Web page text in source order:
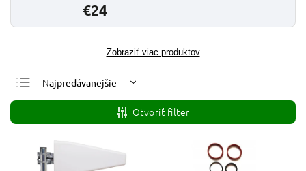
€24
Zobraziť viac produktov
Najpredávanejšie
Najlacnejšie
Najdrahšie
Abecedne
Otvoriť filter